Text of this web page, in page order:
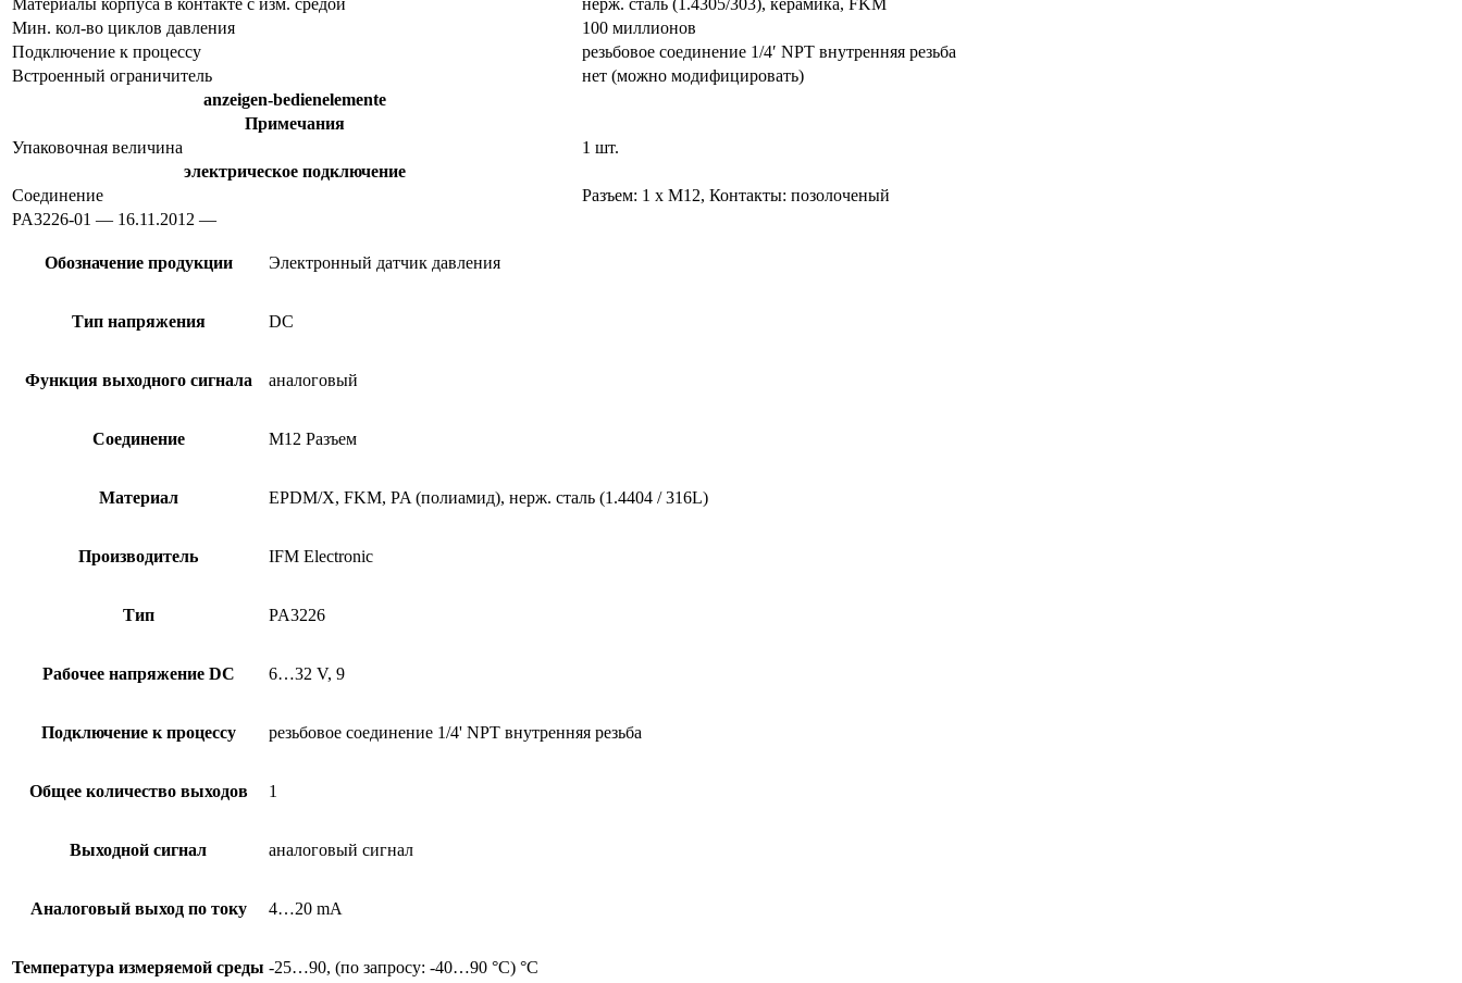
Мин. кол-во циклов давления
100 миллионов
Подключение к процессу
резьбовое соединение 1/4′ NPT внутренняя резьба
Встроенный ограничитель
нет (можно модифицировать)
anzeigen-bedienelemente
Примечания
Упаковочная величина
1 шт.
электрическое подключение
Соединение
Разъем: 1 x M12, Контакты: позолоченый
PA3226-01 — 16.11.2012 —
Обозначение продукции Электронный датчик давления
Тип напряжения DC
Функция выходного сигнала аналоговый
Соединение M12 Разъем
Материал EPDM/X, FKM, PA (полиамид), нерж. сталь (1.4404 / 316L)
Производитель IFM Electronic
Тип PA3226
Рабочее напряжение DC 6…32 V, 9
Подключение к процессу резьбовое соединение 1/4' NPT внутренняя резьба
Общее количество выходов 1
Выходной сигнал аналоговый сигнал
Аналоговый выход по току 4…20 mA
Температура измеряемой среды -25…90, (по запросу: -40…90 °C) °C